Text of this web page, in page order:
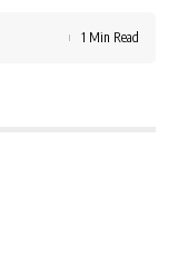
1 Min Read